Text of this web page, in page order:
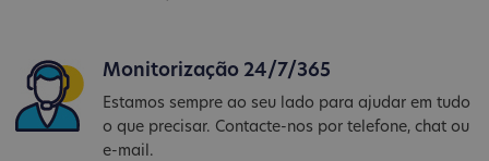
Monitorização 24/7/365
Estamos sempre ao seu lado para ajudar em tudo
o que precisar. Contacte-nos por telefone, chat ou
e-mail.